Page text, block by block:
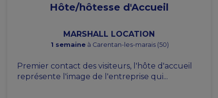
Hôte/hôtesse d'Accueil
MARSHALL LOCATION
1 semaine à Carentan-les-marais (50)
Premier contact des visiteurs, l'hôte d'accueil
représente l'image de l'entreprise qui...